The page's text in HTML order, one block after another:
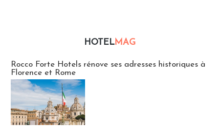
HOTELMAG
Rocco Forte Hotels rénove ses adresses historiques à
Florence et Rome